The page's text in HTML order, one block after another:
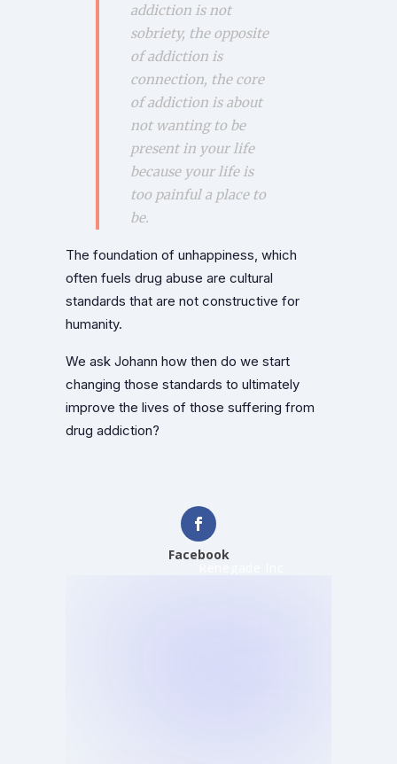
addiction is not
sobriety, the opposite
of addiction is
connection, the core
of addiction is about
not wanting to be
present in your life
because your life is
too painful a place to
be.
The foundation of unhappiness, which
often fuels drug abuse are cultural
standards that are not constructive for
humanity.
We ask Johann how then do we start
changing those standards to ultimately
improve the lives of those suffering from
drug addiction?
Facebook